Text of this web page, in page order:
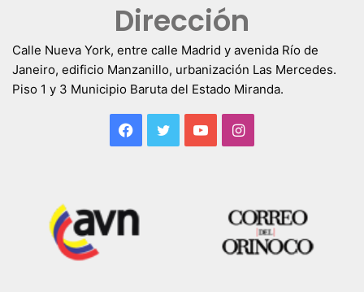
Dirección
Calle Nueva York, entre calle Madrid y avenida Río de
Janeiro, edificio Manzanillo, urbanización Las Mercedes.
Piso 1 y 3 Municipio Baruta del Estado Miranda.
Facebook
TwitterYouTubeInstagram